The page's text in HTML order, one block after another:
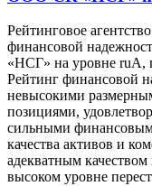
Рейтинговое
финансовой
«НСГ» на уровне ruА,
Рейтинг финансовой
невысокими
позициями,
сильными
качества активов и
адекватным
высоком уровне